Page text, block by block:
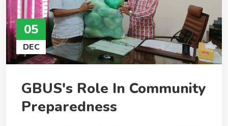
05
DEC
GBUS's Role In Community
Preparedness